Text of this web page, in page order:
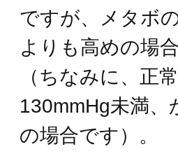
ですが、メタボ
よりも高めの場
（ちなみに、正
130mmHg未満、
の場合です）。